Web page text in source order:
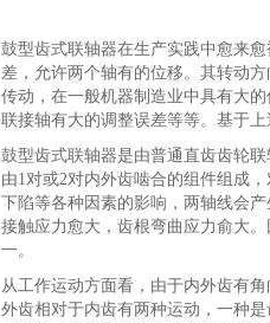
鼓型齿式联轴器在生产实践中愈来
差，允许两个轴有的位移。其转动
传动，在一般机器制造业中具有大
联接轴有大的调整误差等等。基于
鼓型齿式联轴器是由普通直齿齿轮
由1对或2对内外齿啮合的组件组成
下陷等各种因素的影响，两轴线会
接触应力愈大，齿根弯曲应力俞大
一。
从工作运动方面看，由于内外齿有
外齿相对于内齿有两种运动，一种